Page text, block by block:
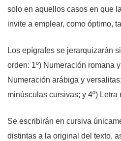
solo en aquellos casos en que
invite a emplear, como óptimo,
Los epígrafes se jerarquizarán
orden: 1º) Numeración romana
Numeración arábiga y
minúsculas cursivas; y 4º)
Se escribirán en cursiva
distintas a la original del texto,